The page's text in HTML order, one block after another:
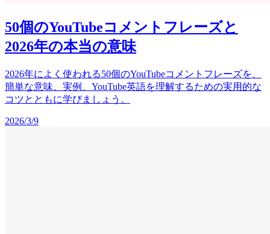
50個のYouTubeコメントフレーズと
2026年の本当の意味
2026年によく使われる50個のYouTubeコメントフレーズを、
簡単な意味、実例、YouTube英語を理解するための実用的な
コツとともに学びましょう。
2026/3/9